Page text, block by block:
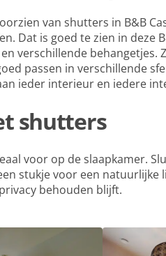
van shutters in B&B
Dat is goed te zien in deze
verschillende behangetjes.
passen in verschillende
ieder interieur en iedere
shutters
voor op de slaapkamer.
stukje voor een natuurlijke
behouden blijft.